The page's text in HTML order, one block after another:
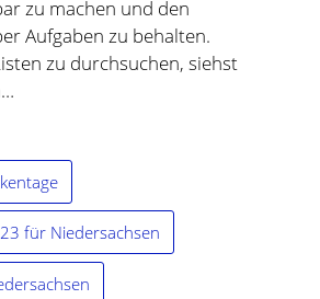
zu machen und den
Aufgaben zu behalten.
zu durchsuchen, siehst
für Niedersachsen